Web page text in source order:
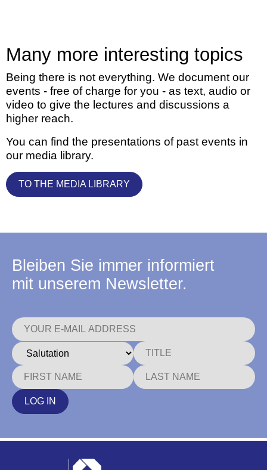
Many more interesting topics
Being there is not everything. We document our
events - free of charge for you - as text, audio or
video to give the lectures and discussions a
higher reach.
You can find the presentations of past events in
our media library.
TO THE MEDIA LIBRARY
Bleiben Sie immer informiert
mit unserem Newsletter.
LOG IN